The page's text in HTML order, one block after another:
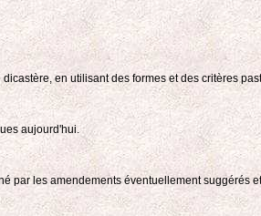
en utilisant des formes et des critères
aujourd'hui.
par les amendements éventuellement suggérés